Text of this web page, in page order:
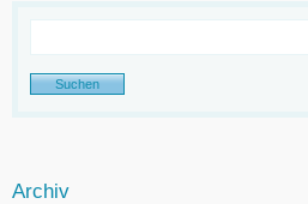
Archiv